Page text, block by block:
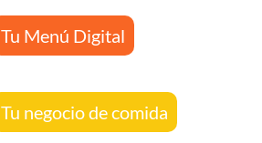
Tu Menú Digital
Tu negocio de comida